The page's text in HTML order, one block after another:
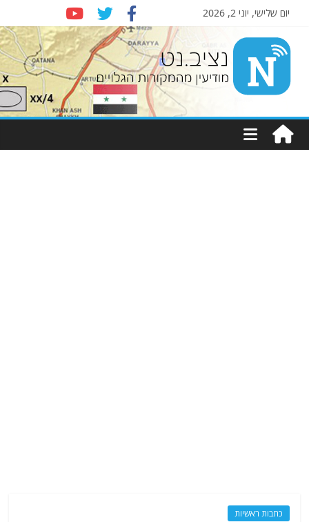
יום שלישי, יוני 2, 2026
Nziv.net
מודיעין
מהמקורות
כתבות ראשיות